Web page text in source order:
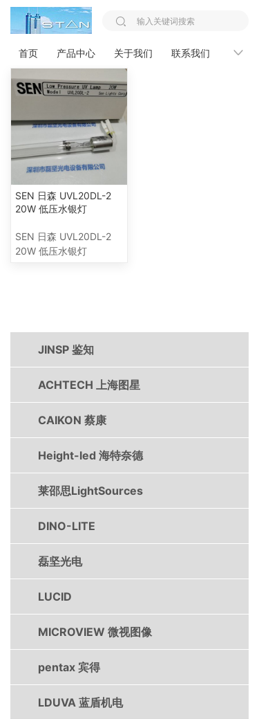
首页 产品中心 关于我们 联系我们 新闻资
您的位置： 首页 >> SEN 日森
SEN 日森 UVL20DL-2
20W 低压水银灯
SEN 日森 UVL20DL-2
20W 低压水银灯
JINSP 鉴知
ACHTECH 上海图星
CAIKON 蔡康
Height-led 海特奈德
莱邵思LightSources
DINO-LITE
磊坚光电
LUCID
MICROVIEW 微视图像
pentax 宾得
LDUVA 蓝盾机电